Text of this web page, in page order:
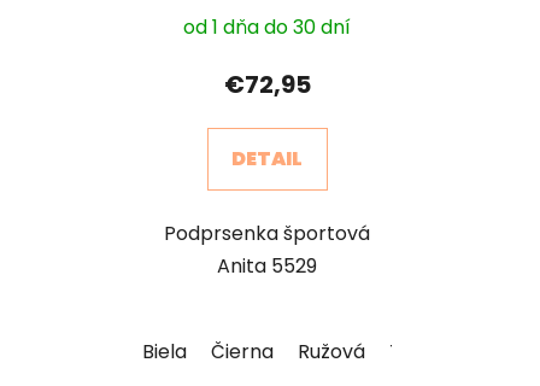
od 1 dňa do 30 dní
€72,95
DETAIL
Podprsenka športová
Anita 5529
Biela Čierna Ružová Telová